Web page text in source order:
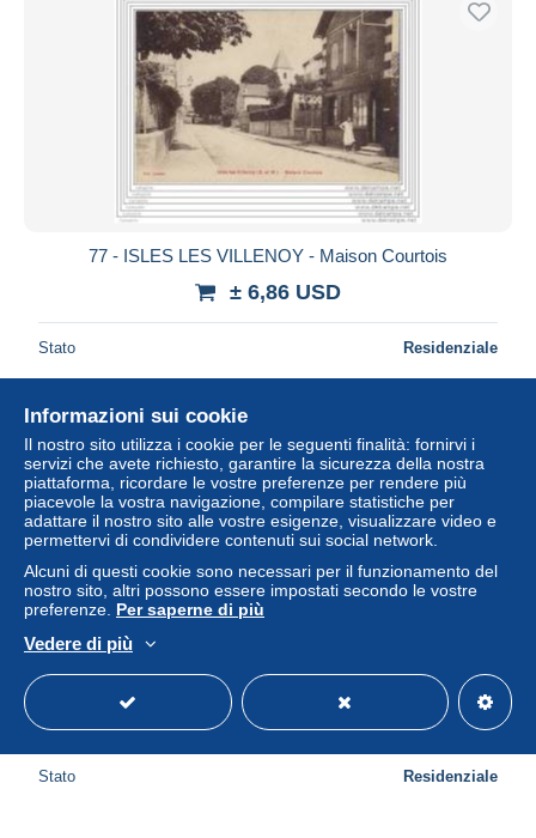
77 - ISLES LES VILLENOY - Maison Courtois
± 6,86 USD
Stato Residenziale
77 - ISLES LES VILLENOY - La Ferme de la Trinite
± 6,86 USD
Stato Residenziale
Informazioni sui cookie
Il nostro sito utilizza i cookie per le seguenti finalità: fornirvi i
servizi che avete richiesto, garantire la sicurezza della nostra
piattaforma, ricordare le vostre preferenze per rendere più
piacevole la vostra navigazione, compilare statistiche per
adattare il nostro sito alle vostre esigenze, visualizzare video e
permettervi di condividere contenuti sui social network.
Alcuni di questi cookie sono necessari per il funzionamento del
nostro sito, altri possono essere impostati secondo le vostre
preferenze. Per saperne di più
Vedere di più